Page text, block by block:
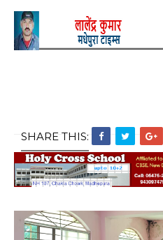
SHARE THIS: